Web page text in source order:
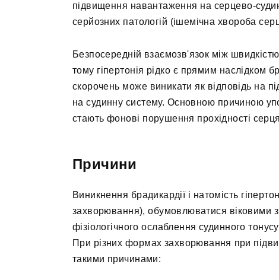
підвищення навантаження на серцево-
серйозних патологій (ішемічна хвороба
Безпосередній взаємозв'язок між
тому гіпертонія рідко є прямим наслідком
скорочень може виникати як відповідь на
на судинну систему. Основною причиною
стають фонові порушення прохідності
Причини
Виникнення брадикардії і натомість
захворювання), обумовлюватися віковими
фізіологічного ослаблення судинного
При різних формах захворювання при
такими причинами: